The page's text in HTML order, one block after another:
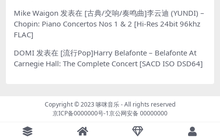
Mike Waigon 发表在 [古典/交响/奏鸣曲]李云迪 (YUNDI) –
Chopin: Piano Concertos Nos 1 & 2 [Hi-Res 24bit 96khz
FLAC]
DOMI 发表在 [流行Pop]Harry Belafonte – Belafonte At
Carnegie Hall: The Complete Concert [SACD ISO DSD64]
Copyright © 2023哆咪音乐- All rights reserved
京ICP备0000000号-1京公网安备 00000000